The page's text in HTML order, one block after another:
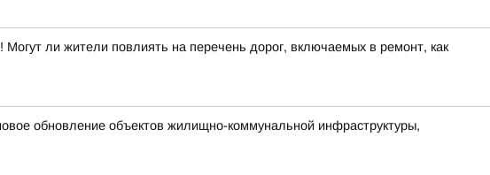
ли жители повлиять на перечень дорог, включаемых в ремонт, как
обновление объектов жилищно-коммунальной инфраструктуры,